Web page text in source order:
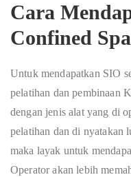
Cara
Confined
Untuk mendapatkan SIO
pelatihan dan pembinaan
dengan jenis alat yang di
pelatihan dan di nyatakan
maka layak untuk
Operator akan lebih